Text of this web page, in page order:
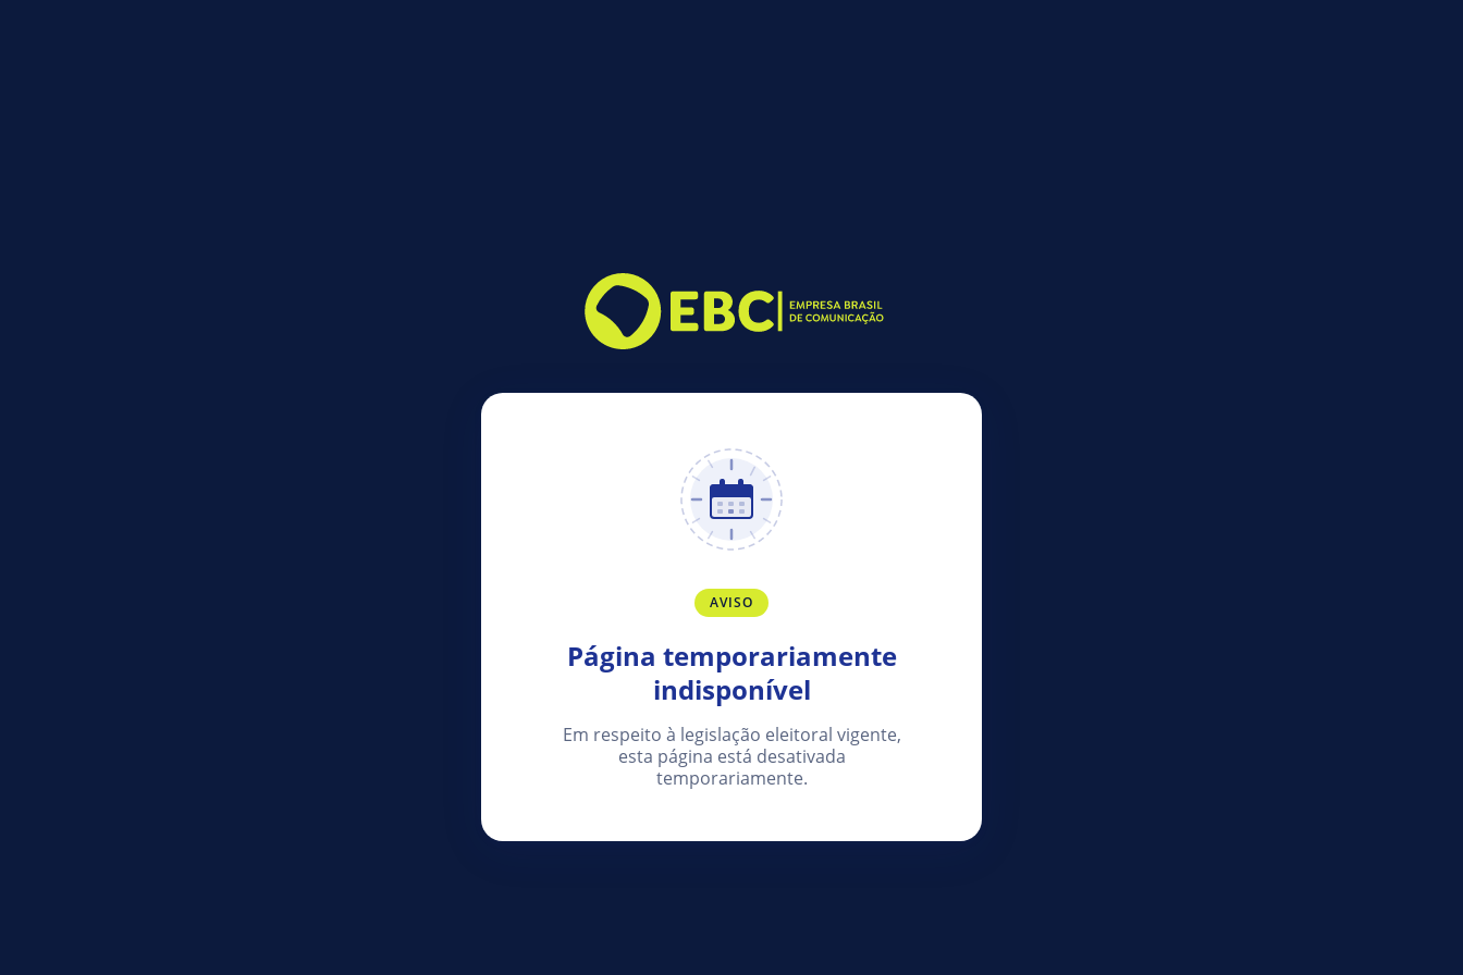
AVISO
Página temporariamente
indisponível
Em respeito à legislação eleitoral vigente,
esta página está desativada
temporariamente.